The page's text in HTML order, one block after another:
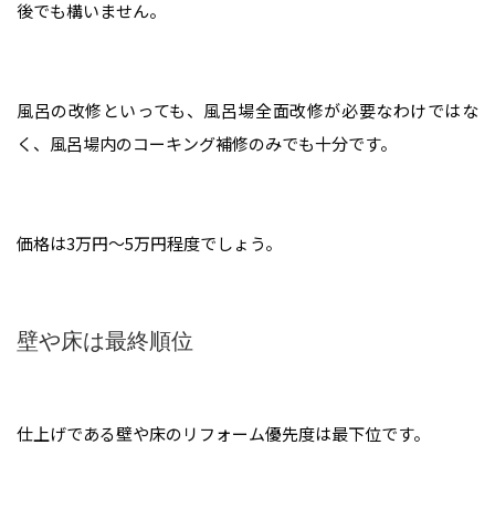
後でも構いません。
風呂の改修といっても、風呂場全面改修が必要なわけではな
く、風呂場内のコーキング補修のみでも十分です。
価格は3万円～5万円程度でしょう。
壁や床は最終順位
仕上げである壁や床のリフォーム優先度は最下位です。